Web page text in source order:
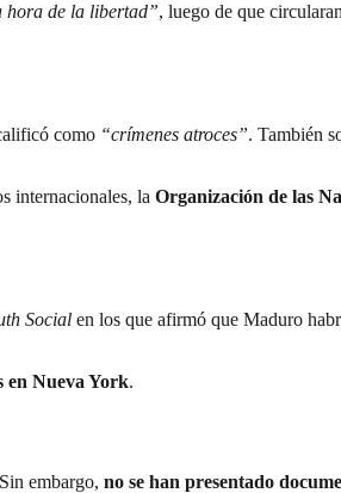
hora de la libertad”, luego de que
como “crímenes atroces”. También
internacionales, la Organización de las
Social en los que afirmó que Maduro
en Nueva York.
embargo, no se han presentado